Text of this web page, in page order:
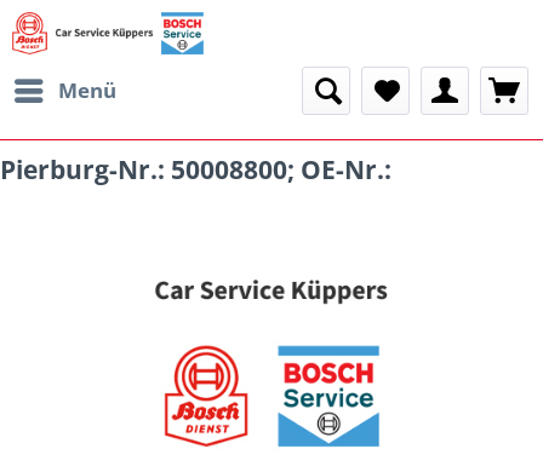
Menü
Pierburg-Nr.: 50008800; OE-Nr.: